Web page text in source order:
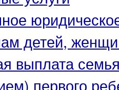
детей,
выплата
первого